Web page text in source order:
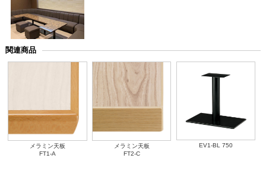
関連商品
メラミン天板
FT1-A
メラミン天板
FT2-C
EV1-BL 750